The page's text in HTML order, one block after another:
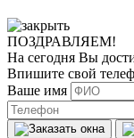
ПОЗДРАВЛЯЕМ!
На сегодня Вы
Впишите свой
Ваше имя